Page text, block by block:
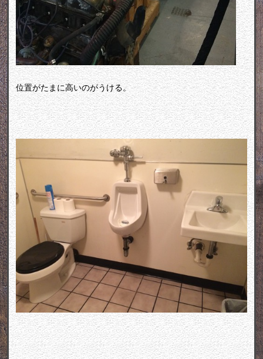
位置がたまに高いのがうける。